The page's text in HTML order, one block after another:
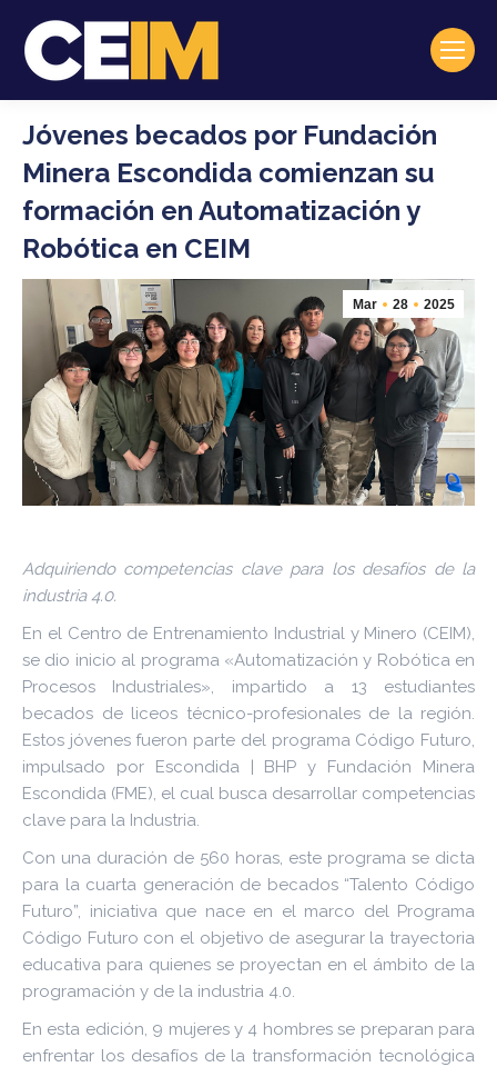
Jóvenes becados por Fundación
Minera Escondida comienzan su
formación en Automatización y
Robótica en CEIM
Mar 28 2025
Adquiriendo competencias clave para los desafíos de la
industria 4.0.
En el Centro de Entrenamiento Industrial y Minero (CEIM),
se dio inicio al programa «Automatización y Robótica en
Procesos Industriales», impartido a 13 estudiantes
becados de liceos técnico-profesionales de la región.
Estos jóvenes fueron parte del programa Código Futuro,
impulsado por Escondida | BHP y Fundación Minera
Escondida (FME), el cual busca desarrollar competencias
clave para la Industria.
Con una duración de 560 horas, este programa se dicta
para la cuarta generación de becados “Talento Código
Futuro”, iniciativa que nace en el marco del Programa
Código Futuro con el objetivo de asegurar la trayectoria
educativa para quienes se proyectan en el ámbito de la
programación y de la industria 4.0.
En esta edición, 9 mujeres y 4 hombres se preparan para
enfrentar los desafíos de la transformación tecnológica